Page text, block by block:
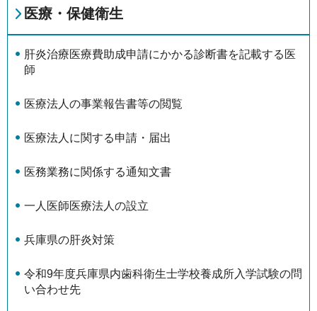
医療・保健衛生
肝炎治療医療費助成申請にかかる診断書を記載する医
師
医療法人の事業報告書等の閲覧
医療法人に関する申請・届出
医務業務に関係する通知文書
一人医師医療法人の設立
兵庫県の肝炎対策
令和9年度兵庫県内歯科衛生士学校養成所入学試験の問
い合わせ先